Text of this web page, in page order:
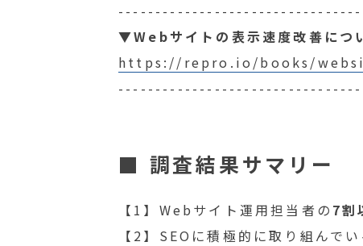
▼Webサイトの表示速度改善につ
https://repro.io/books/
■ 調査結果サマリー
【1】Webサイト運用担当者の 7割
【2】SEOに積極的に取り組んで